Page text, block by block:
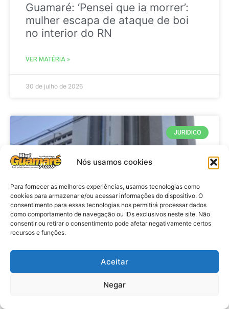
Nós usamos cookies
Para fornecer as melhores experiências, usamos tecnologias como
cookies para armazenar e/ou acessar informações do dispositivo. O
consentimento para essas tecnologias nos permitirá processar dados
como comportamento de navegação ou IDs exclusivos neste site. Não
consentir ou retirar o consentimento pode afetar negativamente certos
recursos e funções.
Aceitar
Negar
Guamaré: ‘Pensei que ia morrer’:
mulher escapa de ataque de boi
no interior do RN
VER MATÉRIA »
30 de julho de 2026
JURIDICO
Decisão: TJRN afasta
indisponibilidade de bens de ex-
prefeito e mantém ação de
ressarcimento ao erário